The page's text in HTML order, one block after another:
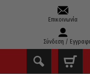
Επικοινωνία
Σύνδεση /